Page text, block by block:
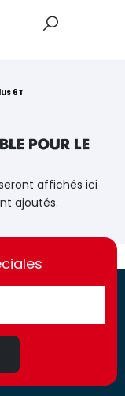
6T
pour le
affichés ici
ajoutés.